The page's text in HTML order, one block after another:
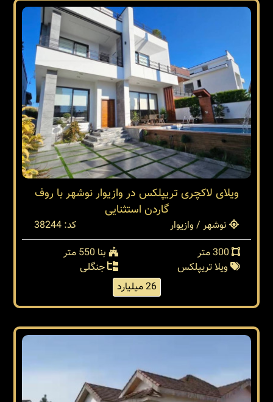
ویلای لاکچری تریپلکس در وازیوار نوشهر با روف
گاردن استثنایی
نوشهر / وازیوار
کد: 38244
بنا 550 متر
ویلا تریپلکس
جنگلی
26 میلیارد